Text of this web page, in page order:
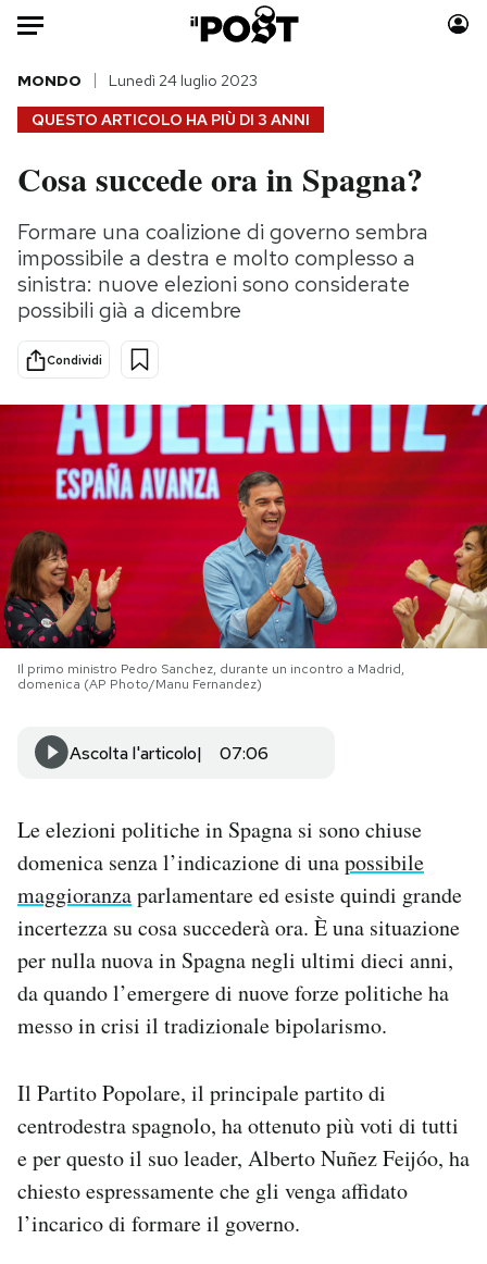
Auto
HOME
Italia
Politica
Internet
Scienza
Cultura
Economia
Sport
Moda
Consumismi
Storie/Idee
Altrecose
Mondiali calcio 2026
PODCAST
NEWSLETTER
I MIEI PREFERITI
SHOP
AREA PERSONALE
Area Personale
Newsletter
Notifiche mobile
Regala il Post
QUESTO ARTICOLO HA PIÙ DI 3 ANNI
MONDO Lunedì 24 luglio 2023
Cosa succede ora in Spagna?
Formare una coalizione di governo sembra
impossibile a destra e molto complesso a
sinistra: nuove elezioni sono considerate
possibili già a dicembre
Condividi
Il primo ministro Pedro Sanchez, durante un incontro a Madrid,
domenica (AP Photo/Manu Fernandez)
Ascolta l'articolo 07:06
Le elezioni politiche in Spagna si sono chiuse
domenica senza l’indicazione di unapossibile
maggioranzaparlamentare ed esiste quindi grande
incertezza su cosa succederà ora. È una situazione
per nulla nuova in Spagna negli ultimi dieci anni,
da quando l’emergere di nuove forze politiche ha
messo in crisi il tradizionale bipolarismo.
Il Partito Popolare, il principale partito di
centrodestra spagnolo, ha ottenuto più voti di tutti
e per questo il suo leader, Alberto Nuñez Feijóo, ha
chiesto espressamente che gli venga affidato
l’incarico di formare il governo.